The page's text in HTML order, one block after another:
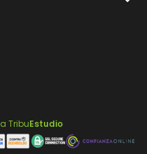
TribuEstudio